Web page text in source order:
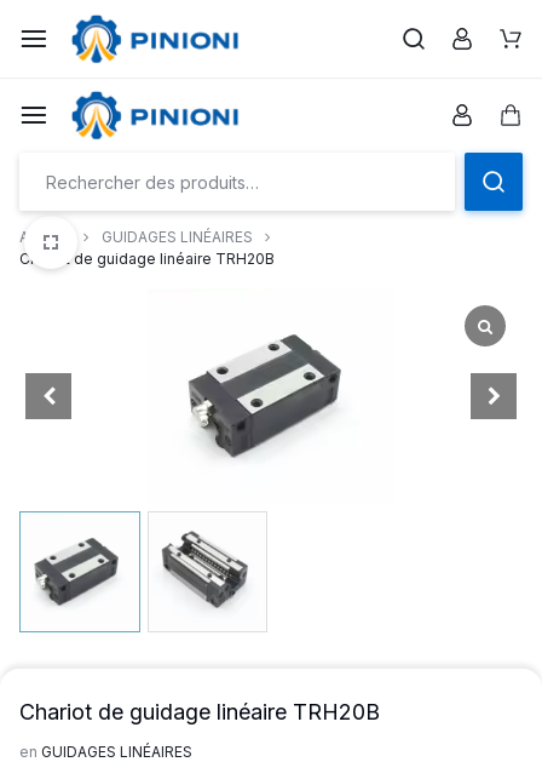
à/au
Accueil
GUIDAGES LINÉAIRES
Chariot de guidage linéaire TRH20B
Chariot de guidage linéaire TRH20B
en GUIDAGES LINÉAIRES